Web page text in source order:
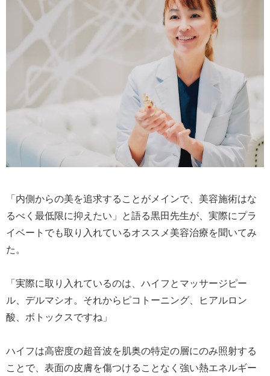
「内側からの美を追求することがメインで、美容施術はな
るべく最低限に抑えたい」と語る黒田先生が、実際にプラ
イベートでも取り入れているオススメ美容治療を聞いてみ
た。
「実際に取り入れているのは、ハイフとマッサージピー
ル、デルマシオ。それからピコトーニング、ヒアルロン
酸、ボトックスですね」
ハイフは高密度の超音波を肌奥の特定の層にのみ照射する
ことで、表面の皮膚を傷つけることなく強い熱エネルギー